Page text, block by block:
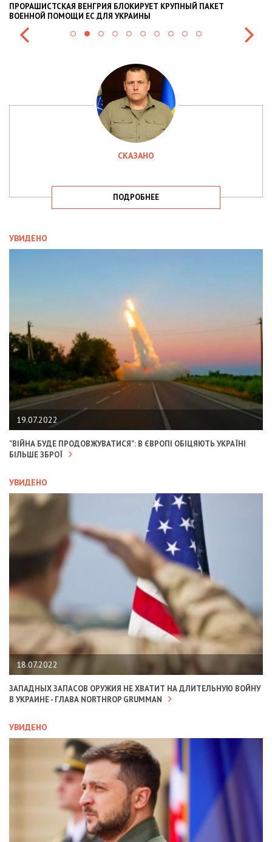
ПРОРАШИСТСКАЯ ВЕНГРИЯ БЛОКИРУЕТ КРУПНЫЙ ПАКЕТ
ВОЕННОЙ ПОМОЩИ ЕС ДЛЯ УКРАИНЫ
СКАЗАНО
ПОДРОБНЕЕ
УВИДЕНО
19.07.2022
"ВІЙНА БУДЕ ПРОДОВЖУВАТИСЯ": В ЄВРОПІ ОБІЦЯЮТЬ УКРАЇНІ
БІЛЬШЕ ЗБРОЇ
УВИДЕНО
18.07.2022
ЗАПАДНЫХ ЗАПАСОВ ОРУЖИЯ НЕ ХВАТИТ НА ДЛИТЕЛЬНУЮ ВОЙНУ
В УКРАИНЕ - ГЛАВА NORTHROP GRUMMAN
УВИДЕНО